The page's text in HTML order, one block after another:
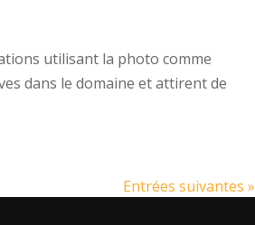
utilisant la photo comme
dans le domaine et attirent de
Entrées suivantes »